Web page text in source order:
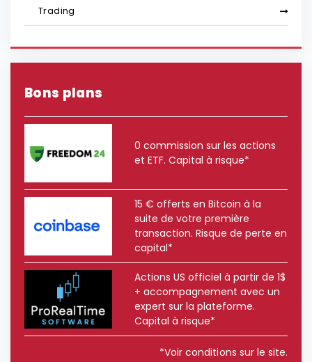
Trading
Bons plans
0 commission sur les actions
et ETF. Capital à risque*
15 € offerts en Bitcoin à la
suite de votre première
transaction. Risque de perte en
capital*
Actions US officiel à partir de 1$
+ accompagnement avec un
expert sur la plateforme.
Capital à risque*
*Voir conditions sur le site.